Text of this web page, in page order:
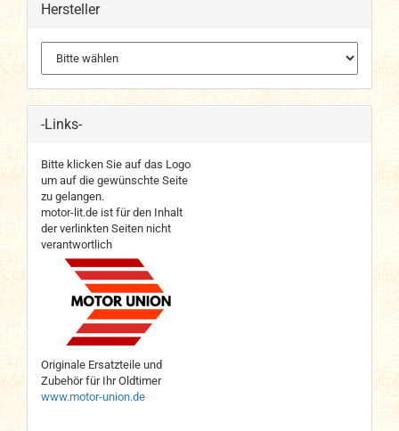
Hersteller
-Links-
Bitte klicken Sie auf das Logo
um auf die gewünschte Seite
zu gelangen.
motor-lit.de ist für den Inhalt
der verlinkten Seiten nicht
verantwortlich
Originale Ersatzteile und
Zubehör für Ihr Oldtimer
www.motor-union.de